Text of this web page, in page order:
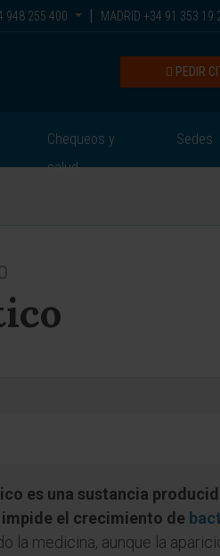
948 255 400 MADRID +34 91 353 19
PEDIR
Chequeos y
salud
Sedes
es una sustancia
el crecimiento de
la medicina, aunque la